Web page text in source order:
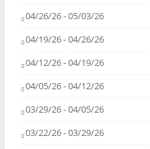
04/26/26 - 05/03/26
04/19/26 - 04/26/26
04/12/26 - 04/19/26
04/05/26 - 04/12/26
03/29/26 - 04/05/26
03/22/26 - 03/29/26